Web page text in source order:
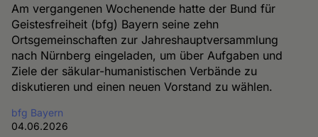
Am vergangenen Wochenende hatte der Bund für
Geistesfreiheit (bfg) Bayern seine zehn
Ortsgemeinschaften zur Jahreshauptversammlung
nach Nürnberg eingeladen, um über Aufgaben und
Ziele der säkular-humanistischen Verbände zu
diskutieren und einen neuen Vorstand zu wählen.
bfg Bayern
04.06.2026